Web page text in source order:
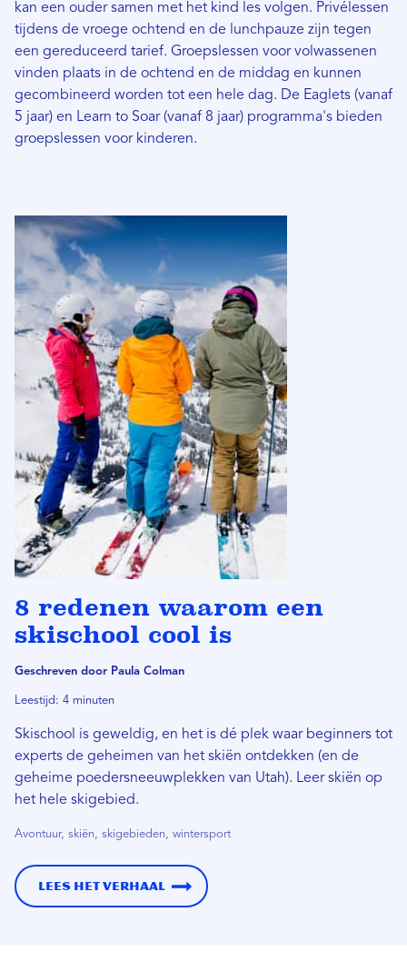
kan een ouder samen met het kind les volgen. Privélessen
tijdens de vroege ochtend en de lunchpauze zijn tegen
een gereduceerd tarief. Groepslessen voor volwassenen
vinden plaats in de ochtend en de middag en kunnen
gecombineerd worden tot een hele dag. De Eaglets (vanaf
5 jaar) en Learn to Soar (vanaf 8 jaar) programma's bieden
groepslessen voor kinderen.
8 redenen waarom een ​​
skischool cool is
Geschreven door Paula Colman
Leestijd: 4 minuten
Skischool is geweldig, en het is dé plek waar beginners tot
experts de geheimen van het skiën ontdekken (en de
geheime poedersneeuwplekken van Utah). Leer skiën op
het hele skigebied.
Avontuur, skiën, skigebieden, wintersport
Lees het verhaal